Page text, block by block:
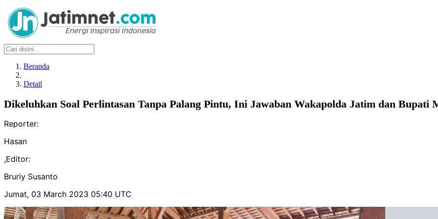
Beranda
Detail
Dikeluhkan Soal Perlintasan Tanpa Palang Pintu, Ini Jawaban Wakapolda Jatim dan Bupati
Reporter:
Hasan
,Editor:
Bruriy Susanto
Jumat, 03 March 2023 05:40 UTC